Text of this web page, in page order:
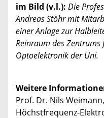
im Bild (v.l.): Die
Andreas Stöhr mit
einer Anlage zur
Reinraum des
Optoelektronik der Uni.
Weitere
Prof. Dr. Nils
Höchstfrequenz-